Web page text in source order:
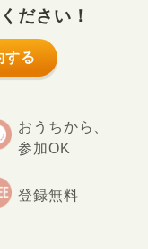
ださい！
する
おうちから、
参加OK
登録無料